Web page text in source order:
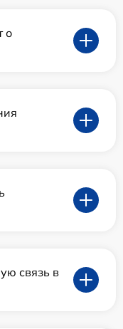
о
связь в